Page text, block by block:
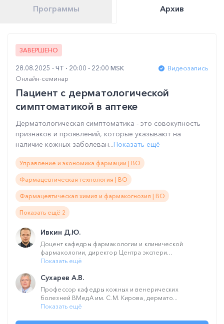
Программы Архив
ЗАВЕРШЕНО
28.08.2025 ЧТ 20:00 - 22:00 MSK
Видеозапись
Онлайн-семинар
Пациент с дерматологической
симптоматикой в аптеке
Дерматологическая симптоматика - это совокупность
признаков и проявлений, которые указывают на
наличие кожных заболеван...Показать ещё
Управление и экономика фармации | ВО
Фармацевтическая технология | ВО
Фармацевтическая химия и фармакогнозия | ВО
Показать ещё 2
Ивкин Д.Ю.
Доцент кафедры фармакологии и клинической
фармакологии, директор Центра экспери...
Показать ещё
Сухарев А.В.
Профессор кафедры кожных и венерических
болезней ВМедА им. С.М. Кирова, дермато...
Показать ещё